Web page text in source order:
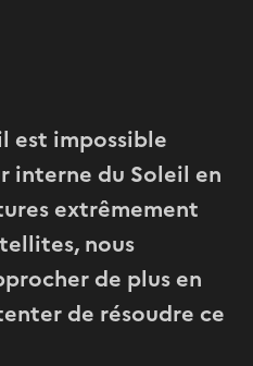
est impossible
interne du Soleil en
extrêmement
nous
de plus en
de résoudre ce